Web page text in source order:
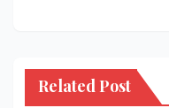
Related Post